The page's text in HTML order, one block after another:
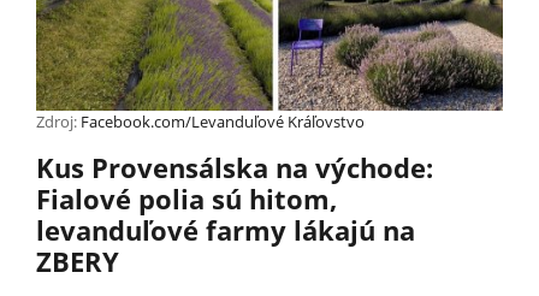
Zdroj: Facebook.com/Levanduľové Kráľovstvo
Kus Provensálska na východe:
Fialové polia sú hitom,
levanduľové farmy lákajú na
ZBERY